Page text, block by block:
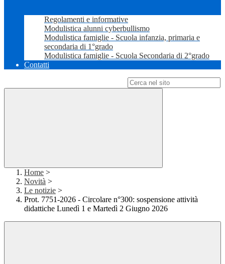
Regolamenti e informative
Modulistica alunni cyberbullismo
Modulistica famiglie - Scuola infanzia, primaria e
secondaria di 1°grado
Modulistica famiglie - Scuola Secondaria di 2°grado
Contatti
Home >
Novità >
Le notizie >
Prot. 7751-2026 - Circolare n°300: sospensione attività
didattiche Lunedì 1 e Martedì 2 Giugno 2026